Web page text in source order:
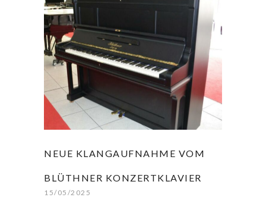
NEUE KLANGAUFNAHME VOM
BLÜTHNER KONZERTKLAVIER
15/05/2025